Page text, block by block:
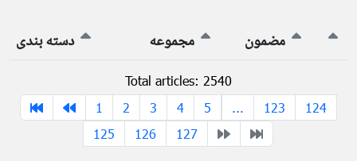
مضمون مجموعه دسته بندی
Total articles: 2540
1
2 3 4 5 ... 123
124
125
126 127